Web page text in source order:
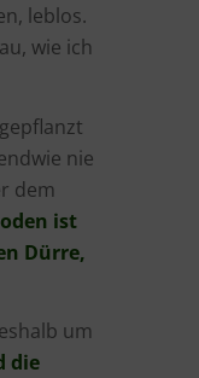
leblos.
wie ich
nie
dem
ist
Dürre,
um
die